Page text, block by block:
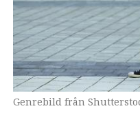
Genrebild från